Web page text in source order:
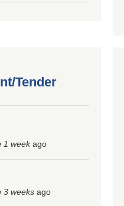
Tender
1 weekago
3 weeks ago